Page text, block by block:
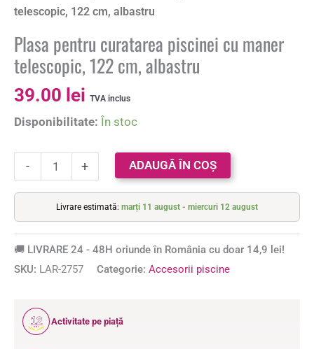
telescopic, 122 cm, albastru
Plasa pentru curatarea piscinei cu maner
telescopic, 122 cm, albastru
39.00 lei TVA inclus
Disponibilitate: În stoc
- + ADAUGĂ ÎN COȘ
Livrare estimată: marți 11 august - miercuri 12 august
🚚 LIVRARE 24 - 48H oriunde în România cu doar 14,9 lei!
SKU: LAR-2757 Categorie: Accesorii piscine
12
ANI
Activitate pe piață